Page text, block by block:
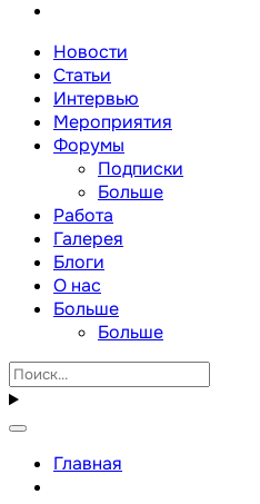
Новости
Статьи
Интервью
Мероприятия
Форумы
Подписки
Больше
Работа
Галерея
Блоги
О нас
Больше
Больше
Главная